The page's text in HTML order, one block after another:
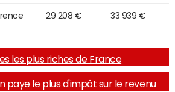
29 208 € 33 939 €
les plus riches de France
paye le plus d'impôt sur le revenu